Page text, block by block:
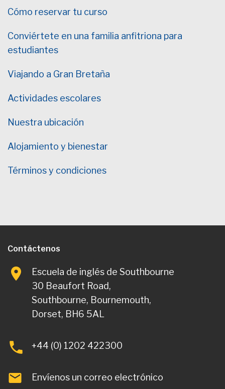
Cómo reservar tu curso
Conviértete en una familia anfitriona para
estudiantes
Viajando a Gran Bretaña
Actividades escolares
Nuestra ubicación
Alojamiento y bienestar
Términos y condiciones
Contáctenos
Escuela de inglés de Southbourne
30 Beaufort Road,
Southbourne, Bournemouth,
Dorset, BH6 5AL
+44 (0) 1202 422300
Envíenos un correo electrónico